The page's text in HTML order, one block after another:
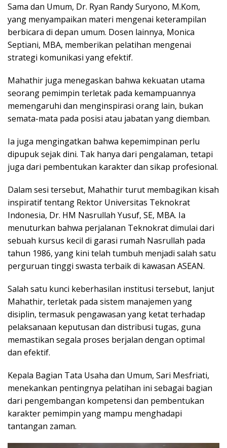
Sama dan Umum, Dr. Ryan Randy Suryono, M.Kom,
yang menyampaikan materi mengenai keterampilan
berbicara di depan umum. Dosen lainnya, Monica
Septiani, MBA, memberikan pelatihan mengenai
strategi komunikasi yang efektif.
Mahathir juga menegaskan bahwa kekuatan utama
seorang pemimpin terletak pada kemampuannya
memengaruhi dan menginspirasi orang lain, bukan
semata-mata pada posisi atau jabatan yang diemban.
Ia juga mengingatkan bahwa kepemimpinan perlu
dipupuk sejak dini. Tak hanya dari pengalaman, tetapi
juga dari pembentukan karakter dan sikap profesional.
Dalam sesi tersebut, Mahathir turut membagikan kisah
inspiratif tentang Rektor Universitas Teknokrat
Indonesia, Dr. HM Nasrullah Yusuf, SE, MBA. Ia
menuturkan bahwa perjalanan Teknokrat dimulai dari
sebuah kursus kecil di garasi rumah Nasrullah pada
tahun 1986, yang kini telah tumbuh menjadi salah satu
perguruan tinggi swasta terbaik di kawasan ASEAN.
Salah satu kunci keberhasilan institusi tersebut, lanjut
Mahathir, terletak pada sistem manajemen yang
disiplin, termasuk pengawasan yang ketat terhadap
pelaksanaan keputusan dan distribusi tugas, guna
memastikan segala proses berjalan dengan optimal
dan efektif.
Kepala Bagian Tata Usaha dan Umum, Sari Mesfriati,
menekankan pentingnya pelatihan ini sebagai bagian
dari pengembangan kompetensi dan pembentukan
karakter pemimpin yang mampu menghadapi
tantangan zaman.